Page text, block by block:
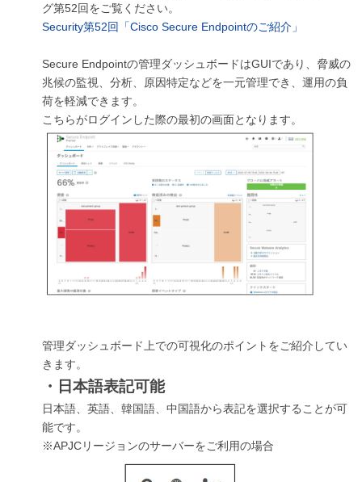
グ第52回をご覧ください。
Security第52回「Cisco Secure Endpointのご紹介」
Secure Endpointの管理ダッシュボードはGUIであり、脅威の
兆候の監視、分析、原因特定などを一元管理でき、運用の負
荷を軽減できます。
こちらがログインした際の最初の画面となります。
管理ダッシュボード上での可視化のポイントをご紹介してい
きます。
・日本語表記可能
日本語、英語、韓国語、中国語から表記を選択することが可
能です。
※APJCリージョンのサーバーをご利用の場合